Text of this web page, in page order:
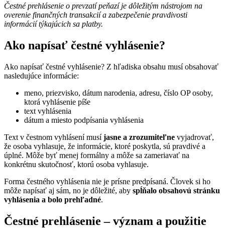
Čestné prehlásenie o prevzatí peňazí je dôležitým nástrojom na
overenie finančných transakcií a zabezpečenie pravdivosti
informácií týkajúcich sa platby.
Ako napísať čestné vyhlásenie?
Ako napísať čestné vyhlásenie? Z hľadiska obsahu musí obsahovať
nasledujúce informácie:
meno, priezvisko, dátum narodenia, adresu, číslo OP osoby,
ktorá vyhlásenie píše
text vyhlásenia
dátum a miesto podpísania vyhlásenia
Text v čestnom vyhlásení musíjasne a zrozumiteľne vyjadrovať,
že osoba vyhlasuje, že informácie, ktoré poskytla, sú pravdivé a
úplné. Môže byť menej formálny a môže sa zameriavať na
konkrétnu skutočnosť, ktorú osoba vyhlasuje.
Forma čestného vyhlásenia nie je prísne predpísaná. Človek si ho
môže napísať aj sám, no je dôležité, aby spĺňalo obsahovú stránku
vyhlásenia a bolo prehľadné.
Čestné prehlásenie – význam a použitie